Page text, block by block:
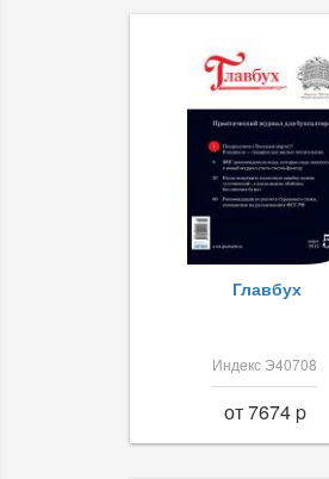
Главбух
Индекс Э40708
от 7674 p